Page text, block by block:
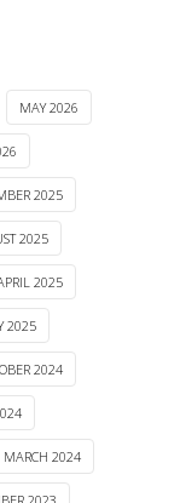
MAY 2026
2025
2025
2025
2025
2024
MARCH 2024